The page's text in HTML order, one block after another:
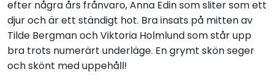
efter några års frånvaro, Anna Edin som sliter som ett
djur och är ett ständigt hot. Bra insats på mitten av
Tilde Bergman och Viktoria Holmlund som står upp
bra trots numerärt underläge. En grymt skön seger
och skönt med uppehåll!